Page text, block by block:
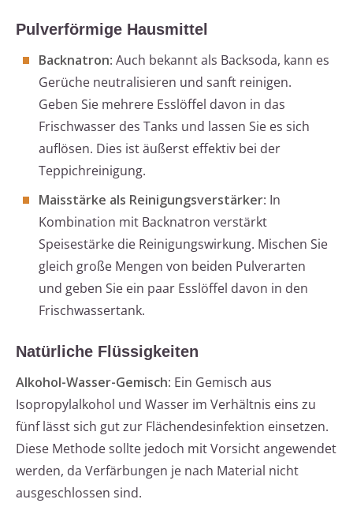
Pulverförmige Hausmittel
Backnatron: Auch bekannt als Backsoda, kann es
Gerüche neutralisieren und sanft reinigen.
Geben Sie mehrere Esslöffel davon in das
Frischwasser des Tanks und lassen Sie es sich
auflösen. Dies ist äußerst effektiv bei der
Teppichreinigung.
Maisstärke als Reinigungsverstärker: In
Kombination mit Backnatron verstärkt
Speisestärke die Reinigungswirkung. Mischen Sie
gleich große Mengen von beiden Pulverarten
und geben Sie ein paar Esslöffel davon in den
Frischwassertank.
Natürliche Flüssigkeiten
Alkohol-Wasser-Gemisch: Ein Gemisch aus
Isopropylalkohol und Wasser im Verhältnis eins zu
fünf lässt sich gut zur Flächendesinfektion einsetzen.
Diese Methode sollte jedoch mit Vorsicht angewendet
werden, da Verfärbungen je nach Material nicht
ausgeschlossen sind.